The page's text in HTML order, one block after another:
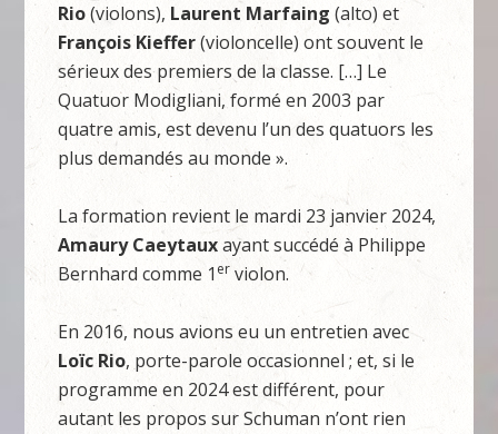
Rio(violons), Laurent Marfaing (alto) et
François Kieffer(violoncelle) ont souvent le
sérieux des premiers de la classe. […] Le
Quatuor Modigliani, formé en 2003 par
quatre amis, est devenu l’un des quatuors les
plus demandés au monde ».
La formation revient le mardi 23 janvier 2024,
Amaury Caeytauxayant succédé à Philippe
Bernhard comme 1er violon.
En 2016, nous avions eu un entretien avec
Loïc Rio, porte-parole occasionnel ; et, si le
programme en 2024 est différent, pour
autant les propos sur Schuman n’ont rien